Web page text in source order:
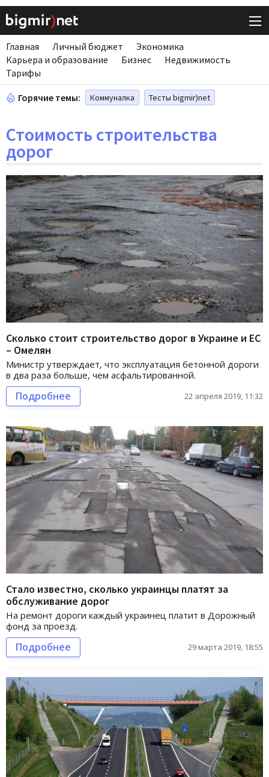
Главная Личный бюджет
Экономика
Карьера и образование
Бизнес
Недвижимость
Тарифы
Горячие темы: Коммуналка Тесты bigmir)net
Стоимость строительства
дорог
Сколько стоит строительство дорог в Украине и ЕС
– Омелян
Министр утверждает, что эксплуатация бетонной дороги
в два раза больше, чем асфальтированной.
Подробнее 22 апреля 2019, 11:32
Стало известно, сколько украинцы платят за
обслуживание дорог
На ремонт дороги каждый украинец платит в Дорожный
фонд за проезд.
Подробнее 29 марта 2019, 18:55